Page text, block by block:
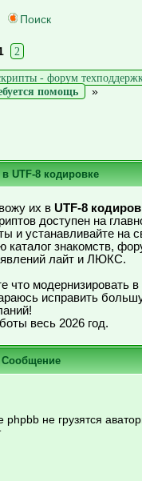
Поиск
2
- форум
помощь
»
UTF-8 кодировке
их в UTF-8
доступен на
и устанавливайте на
знакомств,
лайт и ЛЮКС.
что модернизировать в
исправить
весь 2026 год.
Сообщение
не грузятся